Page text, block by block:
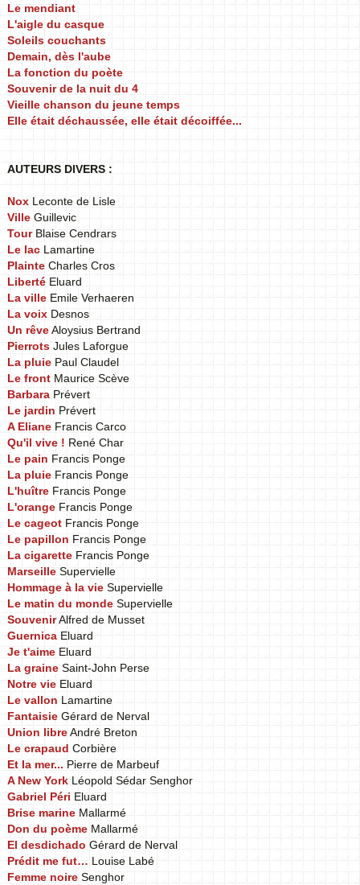
Le mendiant
L'aigle du casque
Soleils couchants
Demain, dès l'aube
La fonction du poète
Souvenir de la nuit du 4
Vieille chanson du jeune temps
Elle était déchaussée, elle était décoiffée...
AUTEURS DIVERS :
Nox Leconte de Lisle
Ville Guillevic
TourBlaise Cendrars
Le lac Lamartine
Plainte Charles Cros
Liberté Eluard
La ville Emile Verhaeren
La voix Desnos
Un rêveAloysius Bertrand
Pierrots Jules Laforgue
La pluie Paul Claudel
Le front Maurice Scève
Barbara Prévert
Le jardin Prévert
A Eliane Francis Carco
Qu'il vive ! René Char
Le pain Francis Ponge
La pluie Francis Ponge
L'huître Francis Ponge
L'orange Francis Ponge
Le cageot Francis Ponge
Le papillon Francis Ponge
La cigarette Francis Ponge
Marseille Supervielle
Hommage à la vie Supervielle
Le matin du monde Supervielle
SouvenirAlfred de Musset
Guernica Eluard
Je t'aime Eluard
La graine Saint-John Perse
Notre vie Eluard
Le vallon Lamartine
Fantaisie Gérard de Nerval
Union libreAndré Breton
Le crapaud Corbière
Et la mer... Pierre de Marbeuf
A New York Léopold Sédar Senghor
Gabriel Péri Eluard
Brise marine Mallarmé
Don du poème Mallarmé
El desdichado Gérard de Nerval
Prédit me fut… Louise Labé
Femme noire Senghor